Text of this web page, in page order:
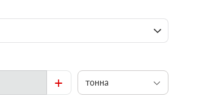
+ тонна